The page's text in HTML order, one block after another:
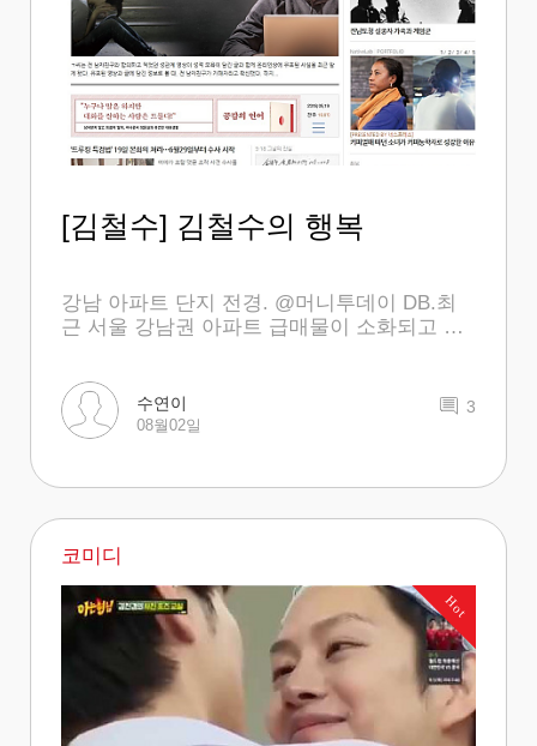
[김철수] 김철수의 행복
강남 아파트 단지 전경. @머니투데이 DB.최
근 서울 강남권 아파트 급매물이 소화되고 집
추…
수연이
08월02일
3
코미디
Hot